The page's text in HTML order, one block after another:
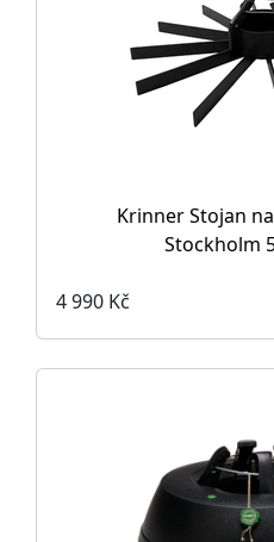
Krinner Stojan
Stockholm
4 990 Kč